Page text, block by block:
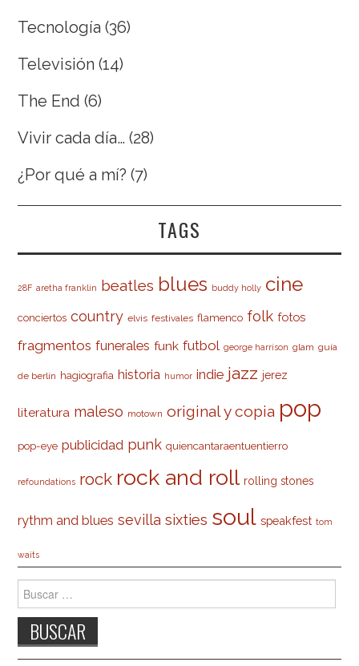
Tecnología (36)
Televisión (14)
The End (6)
Vivir cada día… (28)
¿Por qué a mí? (7)
TAGS
28F aretha franklin beatles blues buddy holly cine
conciertos country elvis festivales flamenco folk fotos
fragmentos funerales funk futbol george harrison glam guía
de berlín hagiografia historia humor indie jazz jerez
literatura maleso motown original y copia pop
pop-eye publicidad punk quiencantaraentuentierro
refoundations rock rock and roll rolling stones
rythm and blues sevilla sixties soul speakfest tom
waits
Buscar: